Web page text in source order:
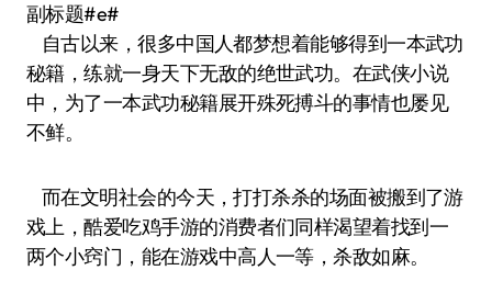
副标题#e#
自古以来，很多中国人都梦想着能够得到一本武功
秘籍，练就一身天下无敌的绝世武功。在武侠小说
中，为了一本武功秘籍展开殊死搏斗的事情也屡见
不鲜。
而在文明社会的今天，打打杀杀的场面被搬到了游
戏上，酷爱吃鸡手游的消费者们同样渴望着找到一
两个小窍门，能在游戏中高人一等，杀敌如麻。